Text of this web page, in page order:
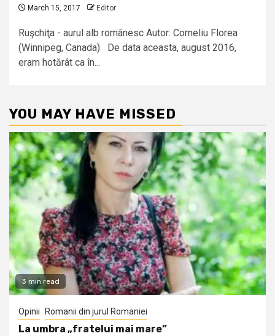
March 15, 2017 Editor
Ruşchiţa - aurul alb românesc Autor: Corneliu Florea
(Winnipeg, Canada) De data aceasta, august 2016,
eram hotărât ca în...
YOU MAY HAVE MISSED
3 min read
Opinii Romanii din jurul Romaniei
La umbra „fratelui mai mare”